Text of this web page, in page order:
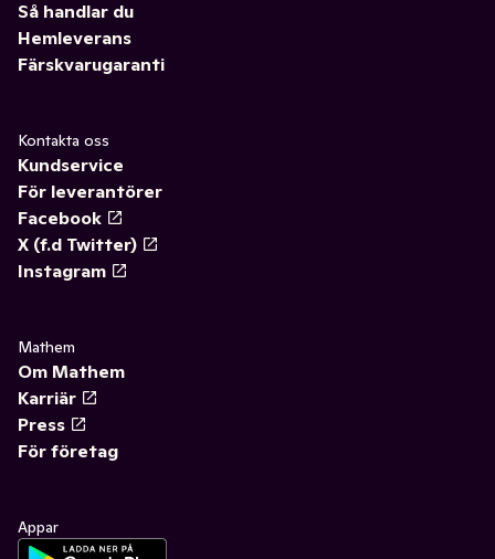
Så handlar du
Hemleverans
Färskvarugaranti
Kontakta oss
Kundservice
För leverantörer
Facebook
X (f.d Twitter)
Instagram
Mathem
Om Mathem
Karriär
Press
För företag
Appar